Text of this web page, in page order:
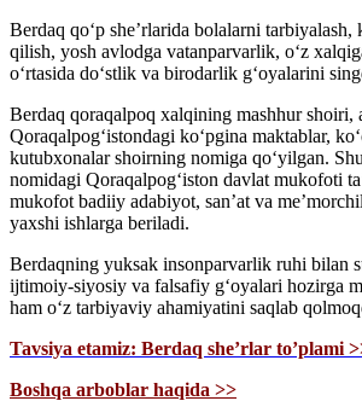
Berdaq qoʻp sheʼrlarida bolalarni tarbiyalash,
qilish, yosh avlodga vatanparvarlik, oʻz
oʻrtasida doʻstlik va birodarlik gʻoyalarini
Berdaq qoraqalpoq xalqining mashhur shoiri,
Qoraqalpogʻistondagi koʻpgina maktablar,
kutubxonalar shoirning nomiga qoʻyilgan.
nomidagi Qoraqalpogʻiston davlat mukofoti
mukofot badiiy adabiyot, sanʼat va
yaxshi ishlarga beriladi.
Berdaqning yuksak insonparvarlik ruhi bilan
ijtimoiy-siyosiy va falsafiy gʻoyalari hozirga
ham oʻz tarbiyaviy ahamiyatini saqlab
Tavsiya etamiz: Berdaq she’rlar to’plami
Boshqa arboblar haqida >>